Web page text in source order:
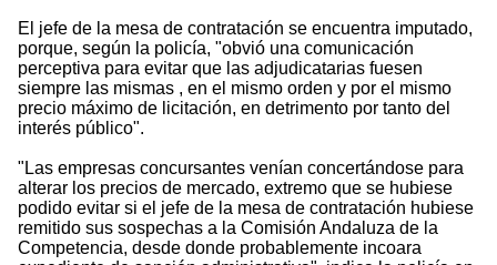
El jefe de la mesa de contratación se encuentra imputado,
porque, según la policía, "obvió una comunicación
perceptiva para evitar que las adjudicatarias fuesen
siempre las mismas , en el mismo orden y por el mismo
precio máximo de licitación, en detrimento por tanto del
interés público".
"Las empresas concursantes venían concertándose para
alterar los precios de mercado, extremo que se hubiese
podido evitar si el jefe de la mesa de contratación hubiese
remitido sus sospechas a la Comisión Andaluza de la
Competencia, desde donde probablemente incoara